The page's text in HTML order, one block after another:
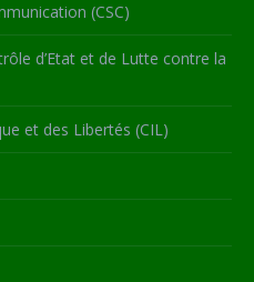
(CSC)
d’Etat et de Lutte contre la
et des Libertés (CIL)